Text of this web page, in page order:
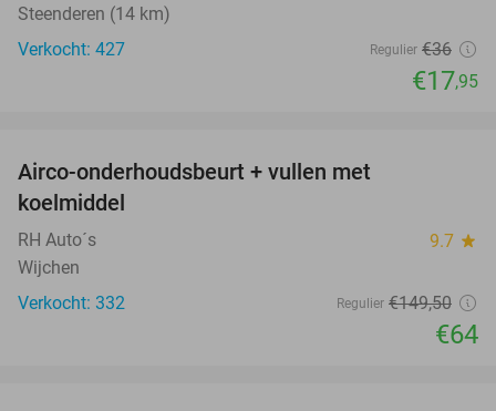
Steenderen (14 km)
Verkocht: 427
Regulier €36
€17,95
Airco-onderhoudsbeurt + vullen met
koelmiddel
RH Auto´s 9.7 star
Wijchen
Verkocht: 332
Regulier €149,50
€64